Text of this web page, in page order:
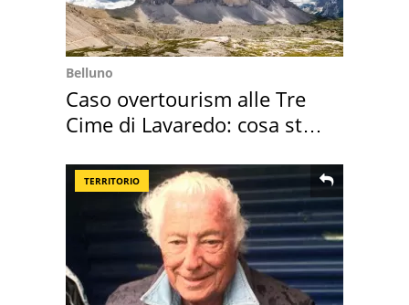
Belluno
Caso overtourism alle Tre
Cime di Lavaredo: cosa sta
TERRITORIO